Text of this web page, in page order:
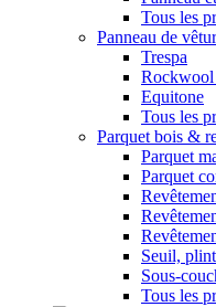
Tous les
Panneau de
Trespa
Equitone
Tous les
Parquet bois &
Parquet
Parquet
Seuil,
Sous-
Tous les